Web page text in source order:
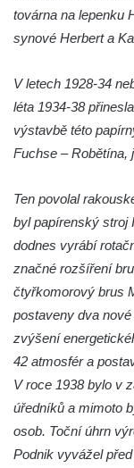
Dům čp. 129
Dům čp. 109 v
Dům čp. 107 v
Dům čp. 46 v
Boru
Kittelův dům
Hornický dům
Dům kultury
Venkovské
Katova ulička
Kittelův dům v
Fara u kostela
Pěnčína
továrna na lepenku
synové Herbert a
V letech 1928-34
léta 1934-38
výstavbě této
Fuchse – Robětína,
Ten povolal
byl papírenský stroj
dodnes vyrábí
značné rozšíření
čtyřkomorový brus
postaveny dva
zvýšení
42 atmosfér a
V roce 1938 bylo v
úředníků a mimoto
osob. Toční úhrn
Podnik vyvážel